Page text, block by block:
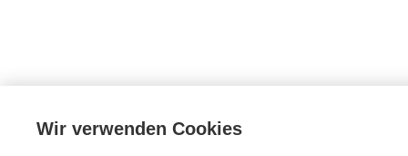
Wir verwenden Cookies